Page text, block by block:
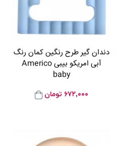
دندان گیر طرح رنگین کمان رنگ
آبی امریکو بیبی Americo
baby
۶۷۲,۰۰۰ تومان